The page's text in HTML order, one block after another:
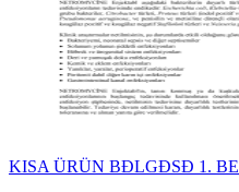
KISA ÜRÜN BĐLGĐSĐ 1.